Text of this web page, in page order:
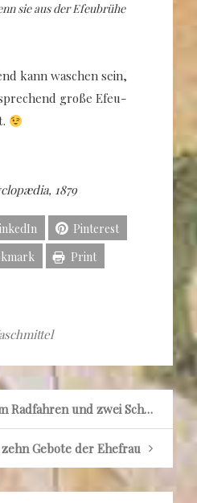
sie aus der Efeubrühe
kann waschen sein,
große Efeu-
1879
Pinterest
Print
Kopfbedeckung zum Radfahren und zwei Schnitte von 1899
Gebote der Ehefrau